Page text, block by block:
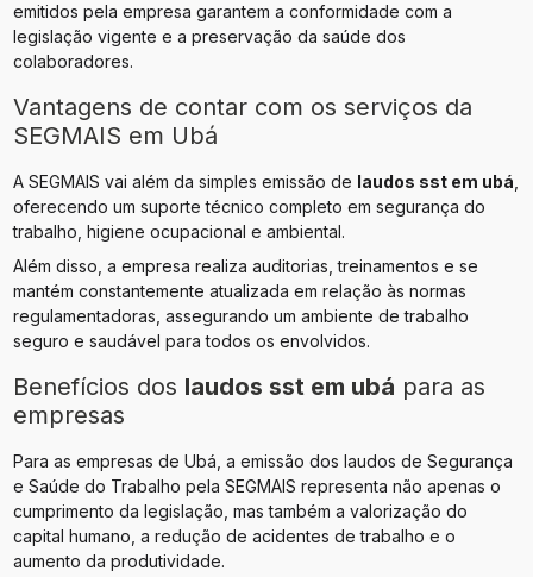
emitidos pela empresa garantem a conformidade com a
legislação vigente e a preservação da saúde dos
colaboradores.
Vantagens de contar com os serviços da
SEGMAIS em Ubá
A SEGMAIS vai além da simples emissão de laudos sst​ em ubá
oferecendo um suporte técnico completo em segurança do
trabalho, higiene ocupacional e ambiental.
Além disso, a empresa realiza auditorias, treinamentos e se
mantém constantemente atualizada em relação às normas
regulamentadoras, assegurando um ambiente de trabalho
seguro e saudável para todos os envolvidos.
Benefícios dos laudos sst​ em ubá para as
empresas
Para as empresas de Ubá, a emissão dos laudos de Segurança
e Saúde do Trabalho pela SEGMAIS representa não apenas o
cumprimento da legislação, mas também a valorização do
capital humano, a redução de acidentes de trabalho e o
aumento da produtividade.